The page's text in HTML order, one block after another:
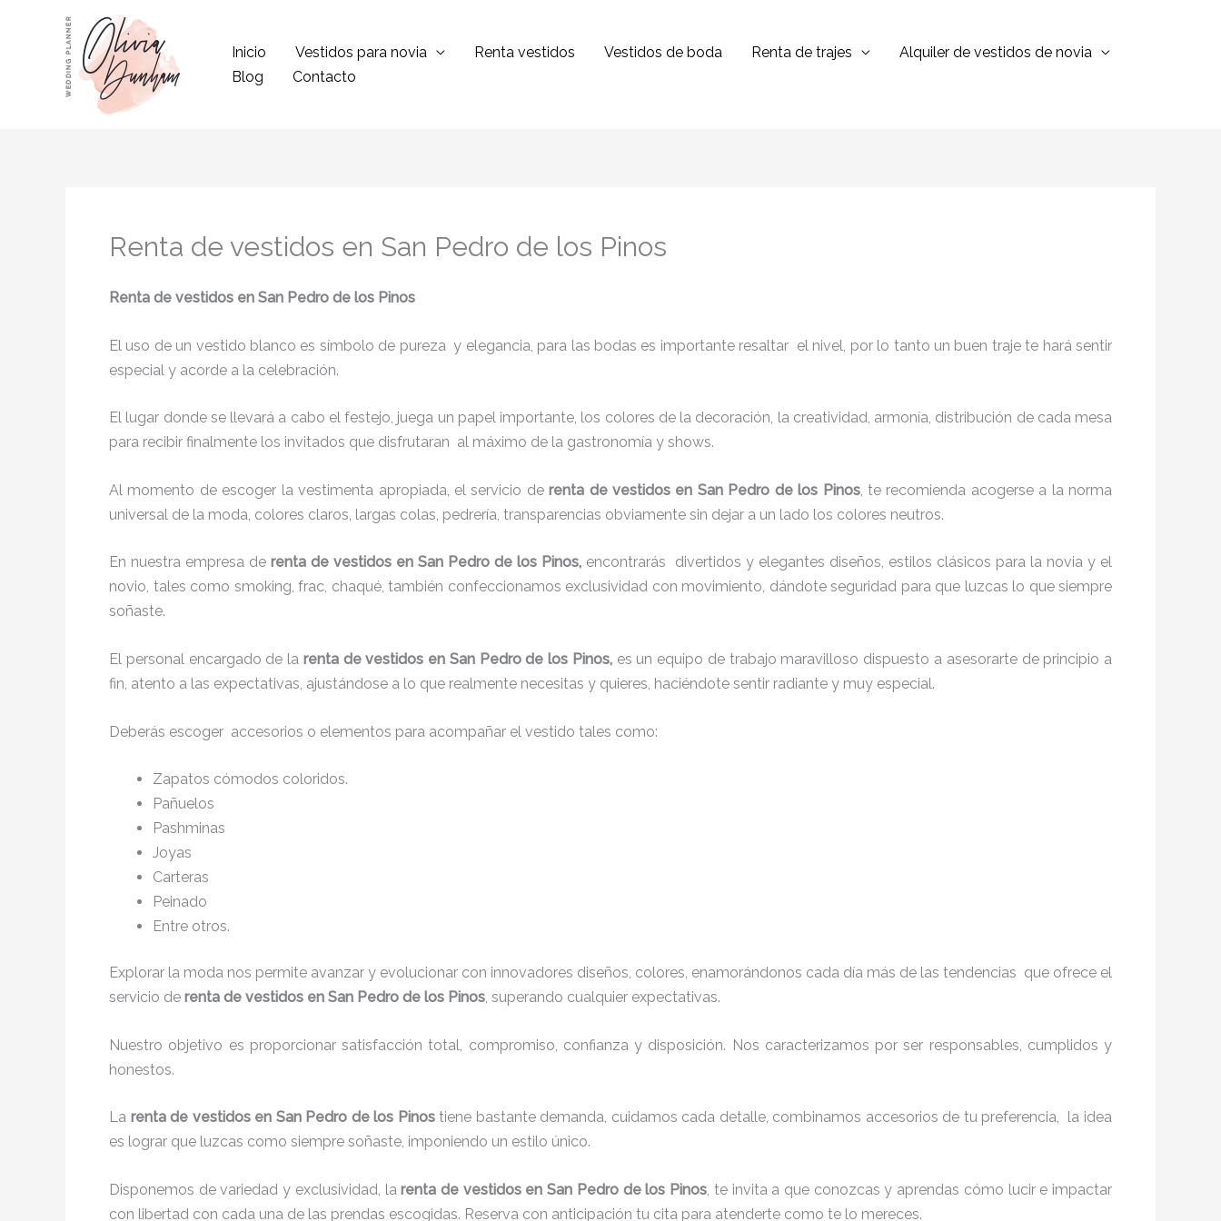
contenido
Inicio Vestidos para novia Renta vestidos Vestidos de boda Renta de trajes
Alquiler de vestidos de novia
Blog
Contacto
Renta de vestidos en San Pedro de los Pinos
Renta de vestidos en San Pedro de los Pinos
El uso de un vestido blanco es símbolo de pureza y elegancia, para las bodas es importante resaltar el nivel, por lo tanto un buen traje te hará sentir
especial y acorde a la celebración.
El lugar donde se llevará a cabo el festejo, juega un papel importante, los colores de la decoración, la creatividad, armonía, distribución de cada mesa
para recibir finalmente los invitados que disfrutaran al máximo de la gastronomía y shows.
Al momento de escoger la vestimenta apropiada, el servicio derenta de vestidos en San Pedro de los Pinos, te recomienda acogerse a la norma
universal de la moda, colores claros, largas colas, pedrería, transparencias obviamente sin dejar a un lado los colores neutros.
En nuestra empresa de renta de vestidos en San Pedro de los Pinos, encontrarás
divertidos y elegantes diseños, estilos clásicos para la novia y el
novio, tales como smoking, frac, chaqué, también confeccionamos exclusividad con movimiento, dándote seguridad para que luzcas lo que siempre
soñaste.
El personal encargado de la renta de vestidos en San Pedro de los Pinos,es un equipo de trabajo maravilloso dispuesto a asesorarte de principio a
fin, atento a las expectativas, ajustándose a lo que realmente necesitas y quieres, haciéndote sentir radiante y muy especial.
Deberás escoger accesorios o elementos para acompañar el vestido tales como:
Zapatos cómodos coloridos.
Pañuelos
Pashminas
Joyas
Carteras
Peinado
Entre otros.
Explorar la moda nos permite avanzar y evolucionar con innovadores diseños, colores, enamorándonos cada día más de las tendencias que ofrece el
servicio de renta de vestidos en San Pedro de los Pinos, superando cualquier expectativas.
Nuestro objetivo es proporcionar satisfacción total, compromiso, confianza y disposición. Nos caracterizamos por ser responsables, cumplidos y
honestos.
La renta de vestidos en San Pedro de los Pinostiene bastante demanda, cuidamos cada detalle, combinamos accesorios de tu preferencia, la idea
es lograr que luzcas como siempre soñaste, imponiendo un estilo único.
Disponemos de variedad y exclusividad, larenta de vestidos en San Pedro de los Pinos, te invita a que conozcas y aprendas cómo lucir e impactar
con libertad con cada una de las prendas escogidas. Reserva con anticipación tu cita para atenderte como te lo mereces.